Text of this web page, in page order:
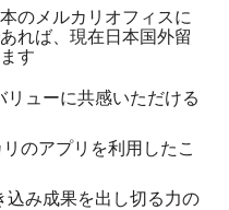
のメルカリオフィスに
れば、現在日本国外留
す
リューに共感いただける
のアプリを利用したこ
込み成果を出し切る力の